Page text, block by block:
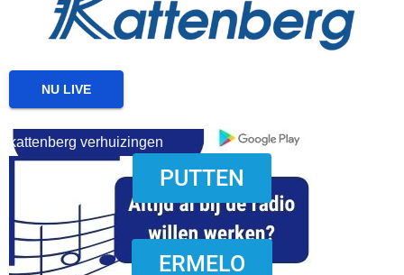
download onzze App
kattenberg verhuizingen
NU LIVE
PUTTEN
ERMELO